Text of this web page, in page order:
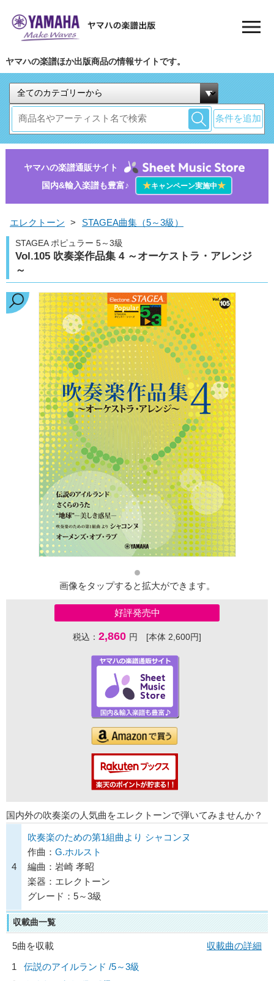
ヤマハの楽譜ほか出版商品の情報サイトです。
条件を追加
ヤマハの楽譜通販サイト
国内&輸入楽譜も豊富♪
★キャンペーン実施中★
エレクトーン > STAGEA曲集（5～3級）
STAGEA ポピュラー 5～3級
Vol.105 吹奏楽作品集 4 ～オーケストラ・アレンジ
～
画像をタップすると拡大ができます。
好評発売中
税込： 2,860 円 [本体 2,600円]
国内外の吹奏楽の人気曲をエレクトーンで弾いてみませんか？
4
吹奏楽のための第1組曲より シャコンヌ
作曲： G.ホルスト
編曲：岩崎 孝昭
楽器：エレクトーン
グレード：5～3級
収載曲一覧
5曲を収載
収載曲の詳細
1
伝説のアイルランド /5～3級